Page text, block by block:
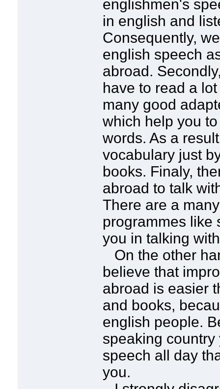
englishmen's
in english and
Consequently,
english speech
abroad.
have to read a
many good
which help you
words. As a
vocabulary just
books. Finaly,
abroad to talk
There are a
programmes like
you in talking
On the other
believe that
abroad is easier
and books,
english people.
speaking
speech all day
you.